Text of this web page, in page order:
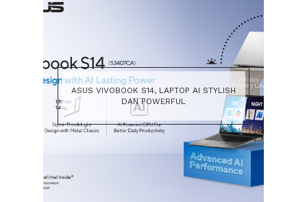
ASUS VIVOBOOK S14, LAPTOP AI STYLISH
DAN POWERFUL